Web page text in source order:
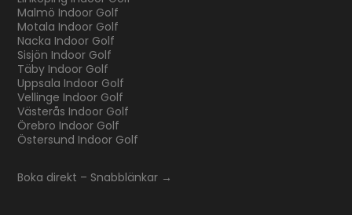
Malmö Indoor Golf
Motala Indoor Golf
Nacka Indoor Golf
Sisjön Indoor Golf
Täby Indoor Golf
Uppsala Indoor Golf
Vellinge Indoor Golf
Västerås Indoor Golf
Örebro Indoor Golf
Östersund Indoor Golf
Boka direkt – Snabblänkar →